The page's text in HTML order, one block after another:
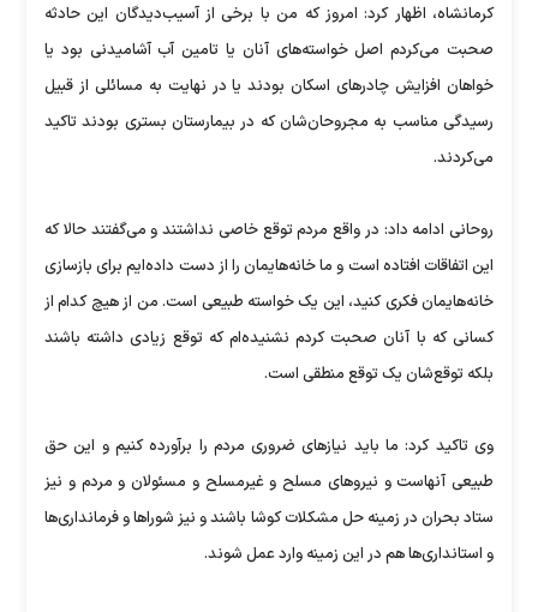
کرمانشاه، اظهار کرد: امروز که من با برخی از آسیب‌دیدگان این حادثه
صحبت می‌کردم اصل خواسته‌های آنان یا تامین آب آشامیدنی بود یا
خواهان افزایش چادرهای اسکان بودند یا در نهایت به مسائلی از قبیل
رسیدگی مناسب به مجروحان‌شان که در بیمارستان بستری بودند تاکید
می‌کردند.
روحانی ادامه داد: در واقع مردم توقع خاصی نداشتند و می‌گفتند حالا که
این اتفاقات افتاده است و ما خانه‌هایمان را از دست داده‌ایم برای بازسازی
خانه‌هایمان فکری کنید، این یک خواسته طبیعی است. من از هیچ کدام از
کسانی که با آنان صحبت کردم نشنیده‌ام که توقع زیادی داشته باشند
بلکه توقع‌شان یک توقع منطقی است.
وی تاکید کرد: ما باید نیازهای ضروری مردم را برآورده کنیم و این حق
طبیعی آنهاست و نیروهای مسلح و غیرمسلح و مسئولان و مردم و نیز
ستاد بحران در زمینه حل مشکلات کوشا باشند و نیز شوراها و فرمانداری‌ها
و استانداری‌ها هم در این زمینه وارد عمل شوند.